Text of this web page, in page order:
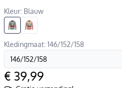
Kleur: Blauw
Kledingmaat: 146/152/158
€ 39,99